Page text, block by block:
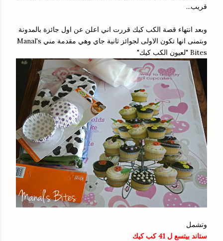
قريب...
وبعد انتهاء قصة الكب كيك قررت اني اعلن عن اول جائزة بالمدونة
وبتمنى انها تكون الاولى لجوائز ثانية جاي وهي مقدمة مني Manal's
Bites "لعيون الكب كيك"
وتشمل
ستاند بيتسع ل 41 كب كيك